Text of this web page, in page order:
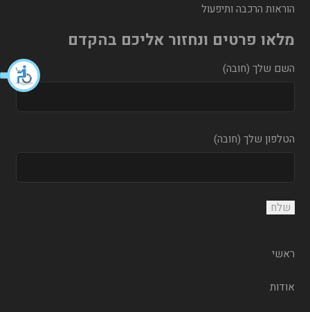
הוראות הרכבה ותיפעול
מלאו פרטים ונחזור אליכם בהקדם
השם שלך (חובה)
הטלפון שלך (חובה)
ראשי
אודות